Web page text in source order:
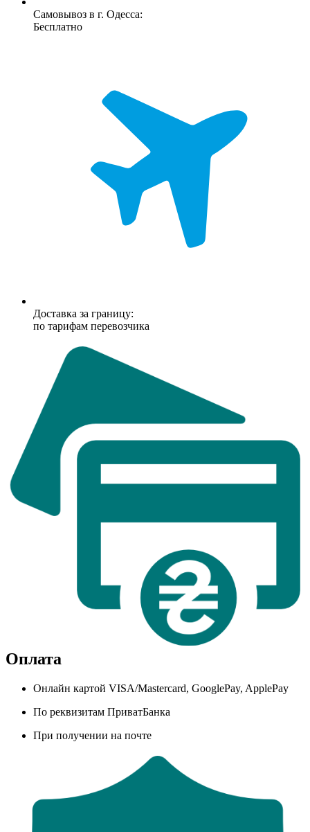
Самовывоз в г. Одесса:
Бесплатно
Доставка за границу:
по тарифам перевозчика
Оплата
Онлайн картой VISA/Mastercard, GooglePay, ApplePay
По реквизитам ПриватБанка
При получении на почте